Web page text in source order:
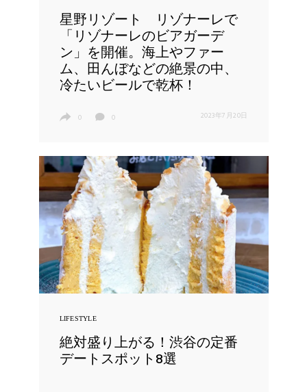
星野リゾート リゾナーレで
「リゾナーレのビアガーデ
ン」を開催。海上やファー
ム、田んぼなどの絶景の中、
冷たいビールで乾杯！
0 0 2023年7月20日
LIFESTYLE
絶対盛り上がる！渋谷の定番
デートスポット8選